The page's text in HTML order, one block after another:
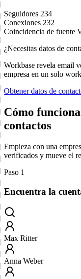
Seguidores 234
Conexiones 232
Coincidencia de fuente
¿Necesitas datos de
Workbase revela email
empresa en un solo
Obtener datos de
Cómo
contactos
Empieza con una
verificados y mueve el
Paso 1
Encuentra la
Max Ritter
Anna Weber